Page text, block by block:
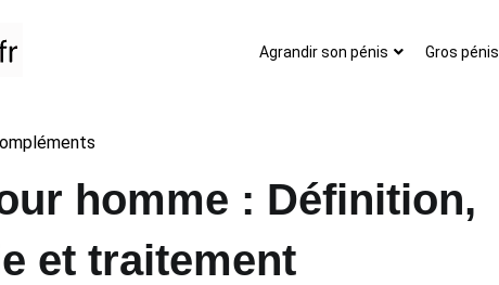
Agrandir son pénis Gros pénis
homme : Définition,
et traitement